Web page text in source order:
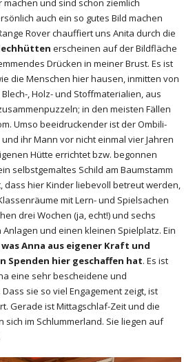
und sind schon ziemlich
auch ein so gutes Bild machen
Rover chauffiert uns Anita durch die
erscheinen auf der Bildfläche
Drücken in meiner Brust. Es ist
die Menschen hier hausen, inmitten von
, Holz- und Stoffmaterialien, aus
in den meisten Fällen
Umso beeidruckender ist der Ombili-
ihr Mann vor nicht einmal vier Jahren
Hütte errichtet bzw. begonnen
selbstgemaltes Schild am Baumstamm
dass hier Kinder liebevoll betreut werden,
mit Lern- und Spielsachen
drei Wochen (ja, echt!) und sechs
Anlagen und einen kleinen Spielplatz. Ein
was Anna aus eigener Kraft und
Spenden hier geschaffen hat. Es ist
eine sehr bescheidene und
sie so viel Engagement zeigt, ist
Gerade ist Mittagschlaf-Zeit und die
im Schlummerland. Sie liegen auf